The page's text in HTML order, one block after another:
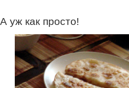
уж как просто!